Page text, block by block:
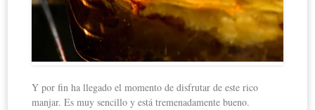
Y por fin ha llegado el momento de disfrutar de este rico
manjar. Es muy sencillo y está tremenadamente bueno.